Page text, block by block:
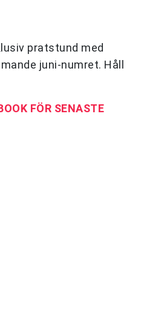
pratstund med
juni-numret. Håll
FÖR SENASTE